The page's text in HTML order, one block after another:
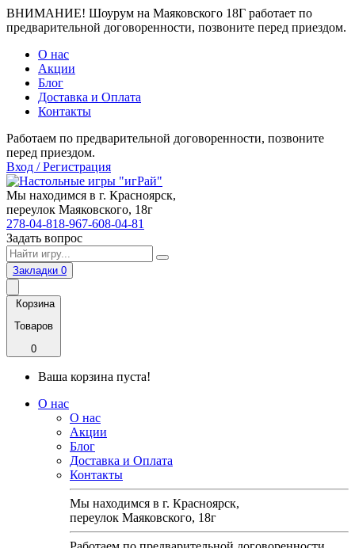
ВНИМАНИЕ! Шоурум на Маяковского 18Г работает по
предварительной договоренности, позвоните перед приездом.
О нас
Акции
Блог
Доставка и Оплата
Контакты
Работаем по предварительной договоренности, позвоните
перед приездом.
Вход / Регистрация
Мы находимся в г. Красноярск,
переулок Маяковского, 18г
278-04-818-967-608-04-81
Задать вопрос
Закладки 0
Корзина
Товаров
0
Ваша корзина пуста!
О нас
О нас
Акции
Блог
Доставка и Оплата
Контакты
Мы находимся в г. Красноярск,
переулок Маяковского, 18г